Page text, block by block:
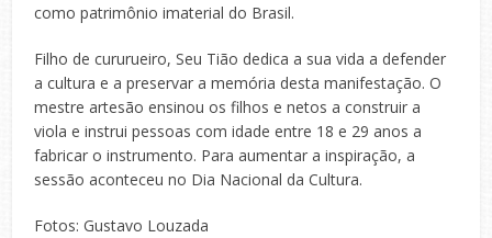
como patrimônio imaterial do Brasil.
Filho de cururueiro, Seu Tião dedica a sua vida a defender
a cultura e a preservar a memória desta manifestação. O
mestre artesão ensinou os filhos e netos a construir a
viola e instrui pessoas com idade entre 18 e 29 anos a
fabricar o instrumento. Para aumentar a inspiração, a
sessão aconteceu no Dia Nacional da Cultura.
Fotos: Gustavo Louzada